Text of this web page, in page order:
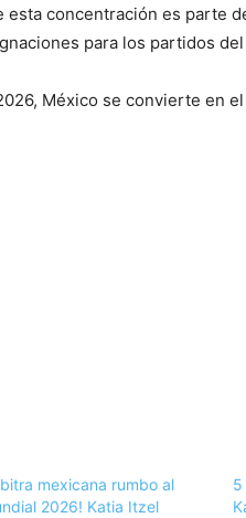
concentración es parte
para los partidos
México se convierte en
mexicana rumbo al
2026! Katia Itzel
5